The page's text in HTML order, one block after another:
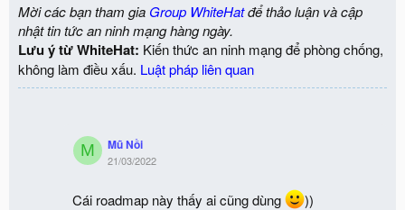
Mời các bạn tham gia Group WhiteHatđể thảo luận và cập
nhật tin tức an ninh mạng hàng ngày.
Lưu ý từ WhiteHat: Kiến thức an ninh mạng để phòng chống,
không làm điều xấu. Luật pháp liên quan
M Mũ Nồi
21/03/2022
Cái roadmap này thấy ai cũng dùng ))